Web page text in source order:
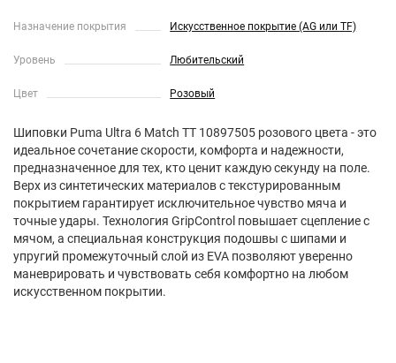
Назначение покрытия Искусственное покрытие (AG или TF)
Уровень Любительский
Цвет Розовый
Шиповки Puma Ultra 6 Match TT 10897505 розового цвета - это
идеальное сочетание скорости, комфорта и надежности,
предназначенное для тех, кто ценит каждую секунду на поле.
Верх из синтетических материалов с текстурированным
покрытием гарантирует исключительное чувство мяча и
точные удары. Технология GripControl повышает сцепление с
мячом, а специальная конструкция подошвы с шипами и
упругий промежуточный слой из EVA позволяют уверенно
маневрировать и чувствовать себя комфортно на любом
искусственном покрытии.